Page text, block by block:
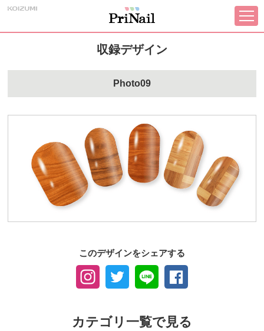
収録デザイン
Photo09
このデザインをシェアする
カテゴリ一覧で見る